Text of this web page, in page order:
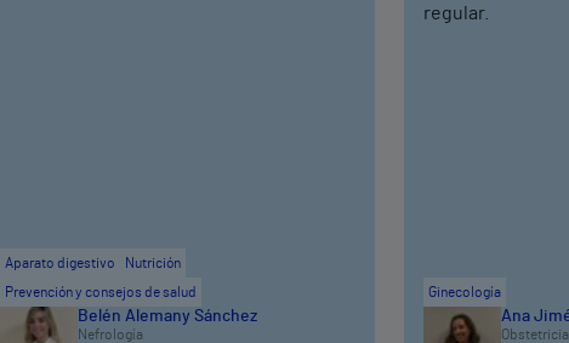
Aparato digestivo
Nutrición
Prevención y consejos de salud
Belén Alemany Sánchez
Nefrología
regular.
Ginecología
Ana